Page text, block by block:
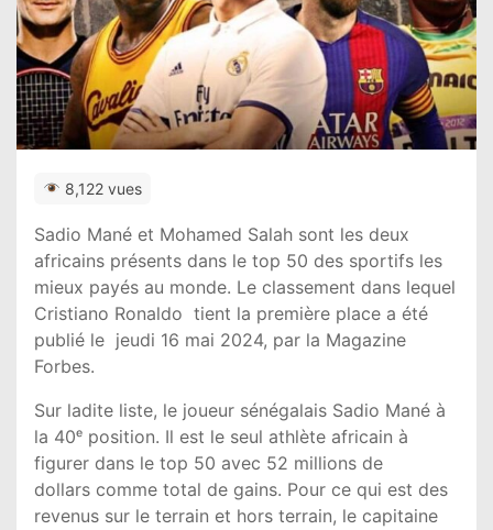
8,122 vues
Sadio Mané et Mohamed Salah sont les deux
africains présents dans le top 50 des sportifs les
mieux payés au monde. Le classement dans lequel
Cristiano Ronaldo tient la première place a été
publié le jeudi 16 mai 2024, par la Magazine
Forbes.
Sur ladite liste, le joueur sénégalais Sadio Mané à
la 40ᵉ position. Il est le seul athlète africain à
figurer dans le top 50 avec 52 millions de
dollars comme total de gains. Pour ce qui est des
revenus sur le terrain et hors terrain, le capitaine